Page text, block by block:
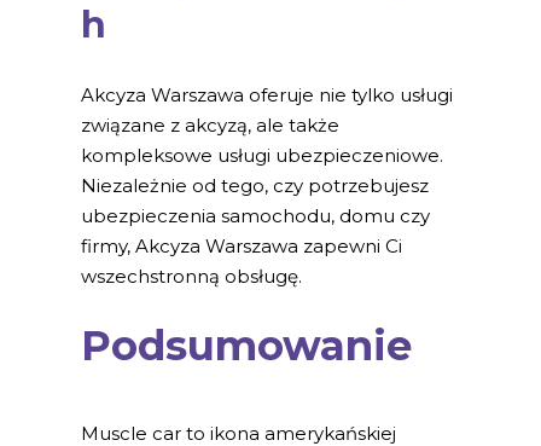
h
Akcyza Warszawa oferuje nie tylko usługi
związane z akcyzą, ale także
kompleksowe usługi ubezpieczeniowe.
Niezależnie od tego, czy potrzebujesz
ubezpieczenia samochodu, domu czy
firmy, Akcyza Warszawa zapewni Ci
wszechstronną obsługę.
Podsumowanie
Muscle car to ikona amerykańskiej